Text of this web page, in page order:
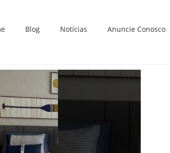
Blog Notícias Anuncie Conosco